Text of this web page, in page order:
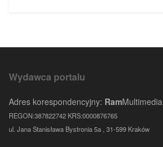
Wydawca portalu
Adres korespondencyjny: RamMultimedia
REGON:387822742 KRS:0000876765
ul. Jana Stanisława Bystronia 5a , 31-599 Kraków